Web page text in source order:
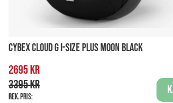
CYBEX CLOUD G I-SIZE PLUS MOON BLACK
2695 kr
3395 kr
Rek. pris: